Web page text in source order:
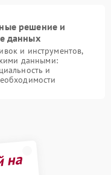
решение и
данных
и инструментов,
данными:
и
на